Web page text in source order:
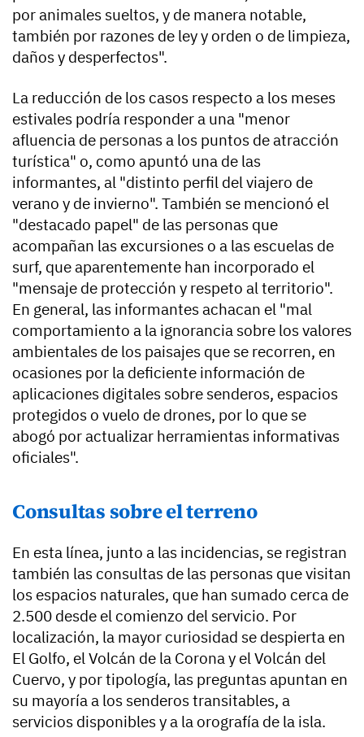
por animales sueltos, y de manera notable,
también por razones de ley y orden o de limpieza,
daños y desperfectos".
La reducción de los casos respecto a los meses
estivales podría responder a una "menor
afluencia de personas a los puntos de atracción
turística" o, como apuntó una de las
informantes, al "distinto perfil del viajero de
verano y de invierno". También se mencionó el
"destacado papel" de las personas que
acompañan las excursiones o a las escuelas de
surf, que aparentemente han incorporado el
"mensaje de protección y respeto al territorio".
En general, las informantes achacan el "mal
comportamiento a la ignorancia sobre los valores
ambientales de los paisajes que se recorren, en
ocasiones por la deficiente información de
aplicaciones digitales sobre senderos, espacios
protegidos o vuelo de drones, por lo que se
abogó por actualizar herramientas informativas
oficiales".
Consultas sobre el terreno
En esta línea, junto a las incidencias, se registran
también las consultas de las personas que visitan
los espacios naturales, que han sumado cerca de
2.500 desde el comienzo del servicio. Por
localización, la mayor curiosidad se despierta en
El Golfo, el Volcán de la Corona y el Volcán del
Cuervo, y por tipología, las preguntas apuntan en
su mayoría a los senderos transitables, a
servicios disponibles y a la orografía de la isla.